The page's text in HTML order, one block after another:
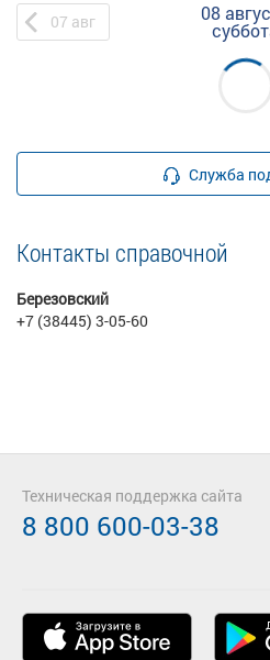
07 авг 08
Служба
Контакты справочной
Березовский
+7 (38445) 3-05-60
Техническая поддержка сайта
8 800 600-03-38